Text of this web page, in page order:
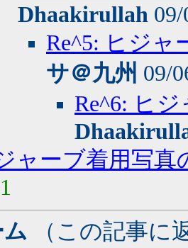
Dhaakirullah
Re^5: ヒジャ
サ＠九州 09/
Re^6: ヒ
ャーブ着用写真
（この記事に